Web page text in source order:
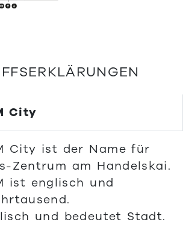
City
City ist der Name für
Zentrum am Handelskai.
ist englisch und
und bedeutet Stadt.